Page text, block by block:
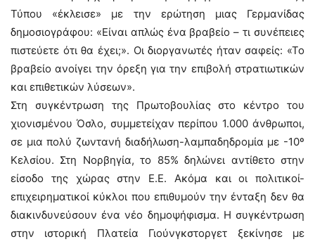
Τύπου «έκλεισε» με την ερώτηση μιας Γερμανίδας
δημοσιογράφου: «Είναι απλώς ένα βραβείο – τι συνέπειες
πιστεύετε ότι θα έχει;». Οι διοργανωτές ήταν σαφείς: «Το
βραβείο ανοίγει την όρεξη για την επιβολή στρατιωτικών
και επιθετικών λύσεων».
Στη συγκέντρωση της Πρωτοβουλίας στο κέντρο του
χιονισμένου Όσλο, συμμετείχαν περίπου 1.000 άνθρωποι,
σε μια πολύ ζωντανή διαδήλωση-λαμπαδηδρομία με -10º
Κελσίου. Στη Νορβηγία, το 85% δηλώνει αντίθετο στην
είσοδο της χώρας στην Ε.Ε. Ακόμα και οι πολιτικοί-
επιχειρηματικοί κύκλοι που επιθυμούν την ένταξη δεν θα
διακινδυνεύσουν ένα νέο δημοψήφισμα. Η συγκέντρωση
στην ιστορική Πλατεία Γιούνγκστοργετ ξεκίνησε με